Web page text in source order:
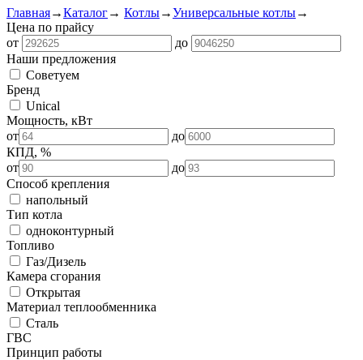
Главная→Каталог→ Котлы→Универсальные котлы→
Цена по прайсу
от
до
Наши предложения
Советуем
Бренд
Unical
Мощность, кВт
от
до
КПД, %
от
до
Способ крепления
напольный
Тип котла
одноконтурный
Топливо
Газ/Дизель
Камера сгорания
Открытая
Материал теплообменника
Сталь
ГВС
Принцип работы